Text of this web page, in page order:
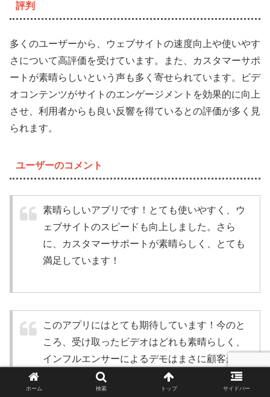
評判
多くのユーザーから、ウェブサイトの速度向上や使いやす
さについて高評価を受けています。また、カスタマーサポ
ートが素晴らしいという声も多く寄せられています。ビデ
オコンテンツがサイトのエンゲージメントを効果的に向上
させ、利用者からも良い反響を得ているとの評価が多く見
られます。
ユーザーのコメント
素晴らしいアプリです！とても使いやすく、ウ
ェブサイトのスピードも向上しました。さら
に、カスタマーサポートが素晴らしく、とても
満足しています！
このアプリにはとても期待しています！今のと
ころ、受け取ったビデオはどれも素晴らしく、
インフルエンサーによるデモはまさに顧客が見
たい内容ばかりです。このアプリを使ってコン
バージョン率がどのように上がるのか、とても
ホーム 検索 トップ サイドバー